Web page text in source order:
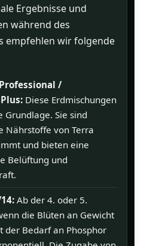
Ergebnisse und
während des
empfehlen wir folgende
/
Diese Erdmischungen
Grundlage. Sie sind
Nährstoffe von Terra
und bieten eine
Belüftung und
Ab der 4. oder 5.
die Blüten an Gewicht
der Bedarf an Phosphor